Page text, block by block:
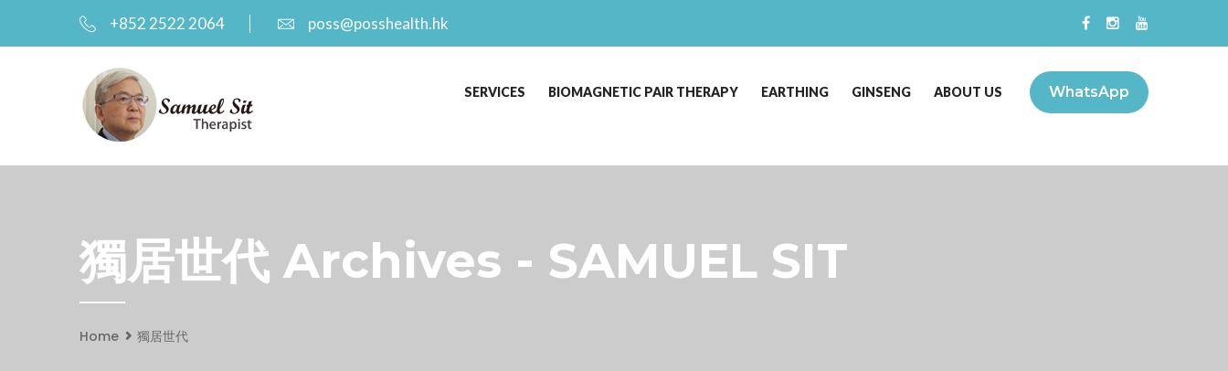
+852 2522 2064 poss@posshealth.hk
WhatsApp
SERVICES BIOMAGNETIC PAIR THERAPY EARTHING GINSENG ABOUT US
獨居世代 Archives - SAMUEL SIT
Home 獨居世代